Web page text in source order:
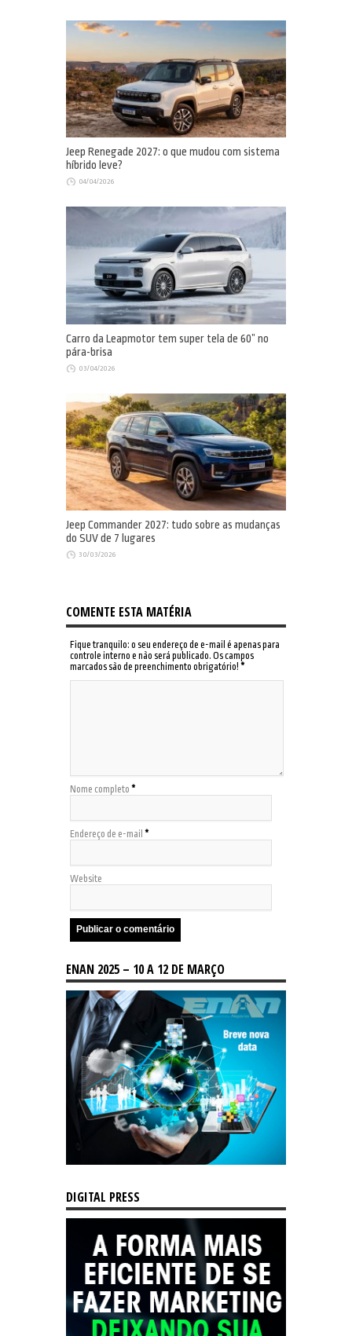
Jeep Renegade 2027: o que mudou com sistema
híbrido leve?
04/04/2026
Carro da Leapmotor tem super tela de 60” no
pára-brisa
03/04/2026
Jeep Commander 2027: tudo sobre as mudanças
do SUV de 7 lugares
30/03/2026
COMENTE ESTA MATÉRIA
Fique tranquilo: o seu endereço de e-mail é apenas para
controle interno e não será publicado. Os campos
marcados são de preenchimento obrigatório! *
Nome completo *
Endereço de e-mail *
Website
ENAN 2025 – 10 A 12 DE MARÇO
DIGITAL PRESS